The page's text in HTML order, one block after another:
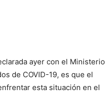
ayer con el Ministerio
de COVID-19, es que el
esta situación en el